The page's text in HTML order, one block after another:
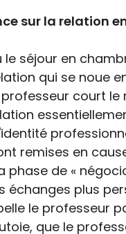
sur la relation
le séjour en
qui se noue
court le
remises en
phase de «
échanges plus
le professeur
que le